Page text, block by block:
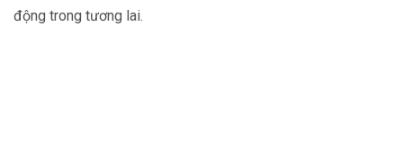
động trong tương lai.